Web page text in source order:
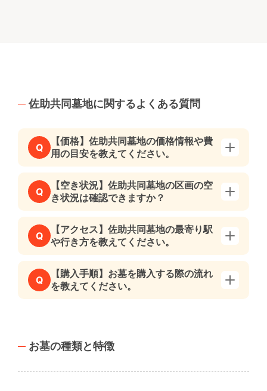
佐助共同墓地に関するよくある質問
Q
【価格】佐助共同墓地の価格情報や費
用の目安を教えてください。
Q
【空き状況】佐助共同墓地の区画の空
き状況は確認できますか？
Q
【アクセス】佐助共同墓地の最寄り駅
や行き方を教えてください。
Q
【購入手順】お墓を購入する際の流れ
を教えてください。
お墓の種類と特徴